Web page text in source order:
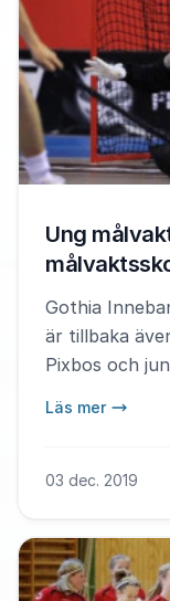
Ung
Gothia
är tillbaka
Pixbos och
Lundgren.
Läs mer
03 dec. 2019